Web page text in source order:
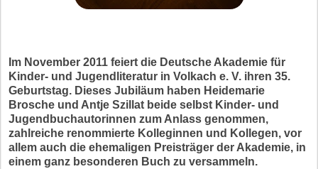
Im November 2011 feiert die Deutsche Akademie für
Kinder- und Jugendliteratur in Volkach e. V. ihren 35.
Geburtstag. Dieses Jubiläum haben Heidemarie
Brosche und Antje Szillat beide selbst Kinder- und
Jugendbuchautorinnen zum Anlass genommen,
zahlreiche renommierte Kolleginnen und Kollegen, vor
allem auch die ehemaligen Preisträger der Akademie, in
einem ganz besonderen Buch zu versammeln.